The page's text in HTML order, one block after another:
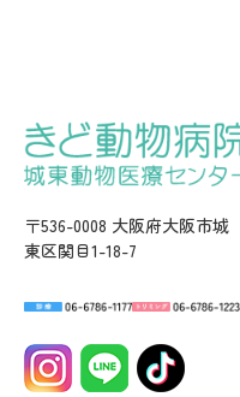
〒536-0008 大阪府大阪市城
東区関目1-18-7